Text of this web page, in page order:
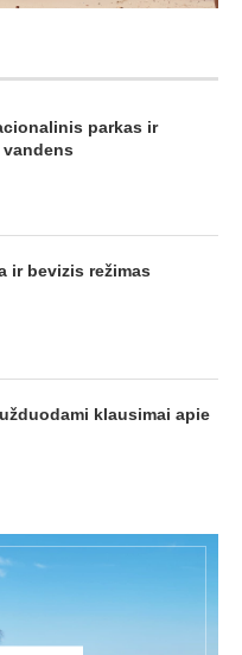
parkas ir
ir bevizis režimas
klausimai apie